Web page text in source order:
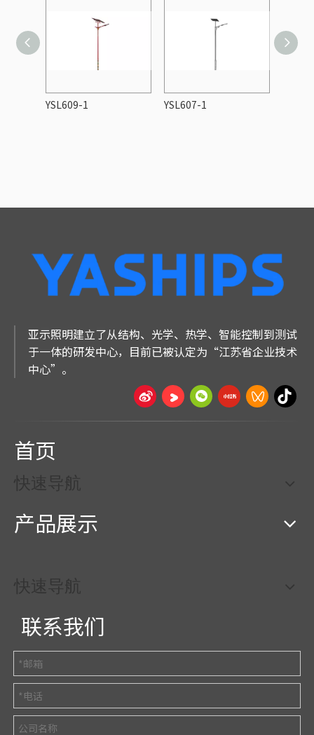
YSL609-1 YSL607-1
亚示照明建立了从结构、光学、热学、智能控制到测试
于一体的研发中心，目前已被认定为“江苏省企业技术
中心”。
首页
快速导航
产品展示
快速导航
联系我们